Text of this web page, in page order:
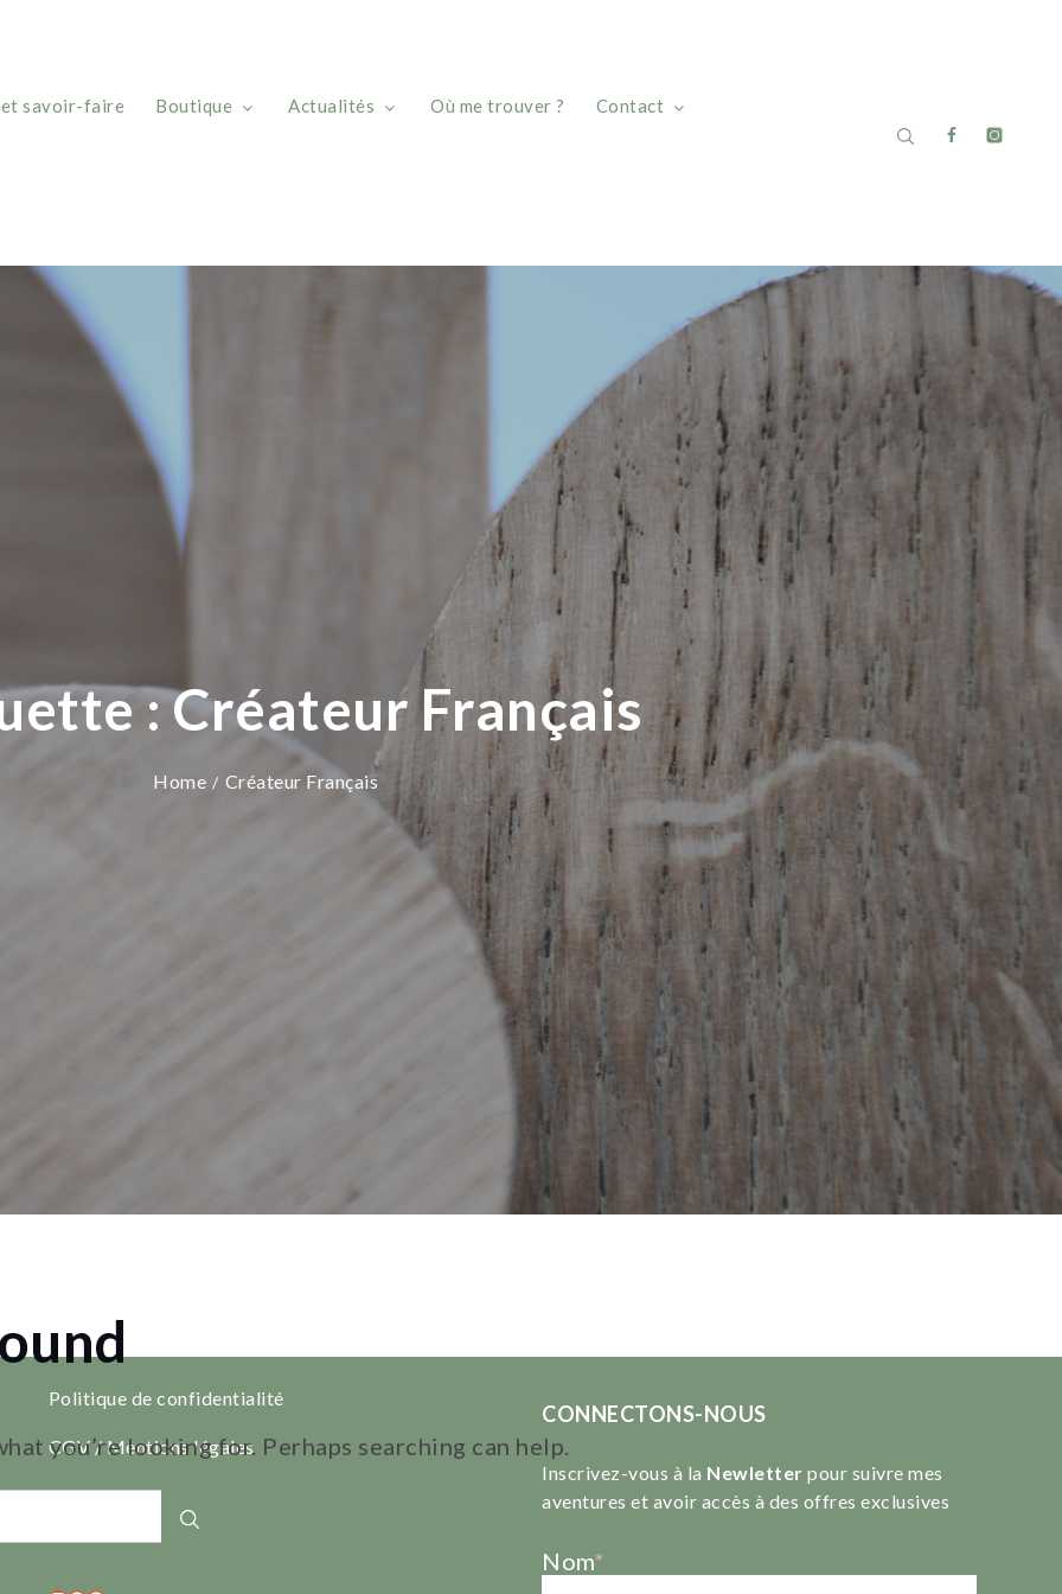
savoir-faire Boutique Actualités Où me trouver ? Contact
:Créateur Français
Home Créateur Français
you’re looking for. Perhaps searching can help.
Politique de confidentialité
CGV / Mentions légales
Blog
CONNECTONS-NOUS
Inscrivez-vous à la Newletter pour suivre mes
aventures et avoir accès à des offres exclusives
Nom*